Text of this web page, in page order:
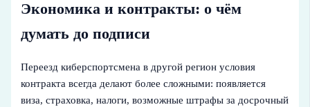
Экономика и контракты: о чём
думать до подписи
Переезд киберспортсмена в другой регион условия
контракта всегда делают более сложными: появляется
виза, страховка, налоги, возможные штрафы за досрочный